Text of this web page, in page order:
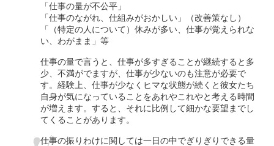
「仕事の量が不公平」
「仕事のながれ、仕組みがおかしい」（改善策なし）
「（特定の人について）休みが多い、仕事が覚えられな
い、わがまま」等
仕事の量で言うと、仕事が多すぎることが継続すると多
少、不満がでますが、仕事が少ないのも注意が必要で
す。経験上、仕事が少なくヒマな状態が続くと彼女たち
自身が気になっていることをあれやこれやと考える時間
が増えます。すると、それに比例して細かな要望までし
てくることがあります。
仕事の振りわけに関しては一日の中でぎりぎりできる量